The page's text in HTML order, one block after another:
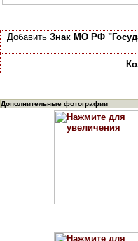
Добавить Знак МО РФ
Дополнительные фотографии